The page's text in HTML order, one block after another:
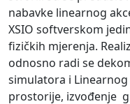
nabavke linearnog
XSIO softverskom
fizičkih mjerenja.
odnosno radi se
simulatora i
prostorije, izvođenje